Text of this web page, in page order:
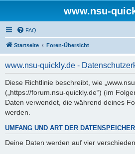
www.nsu-
FAQ
Startseite Foren-Übersicht
www.nsu-quickly.de -
Diese Richtlinie beschreibt, wie
(„https://forum.nsu-quickly.de“) (im
Daten verwendet, die während deines
werden.
UMFANG UND ART DER
Deine Daten werden auf vier